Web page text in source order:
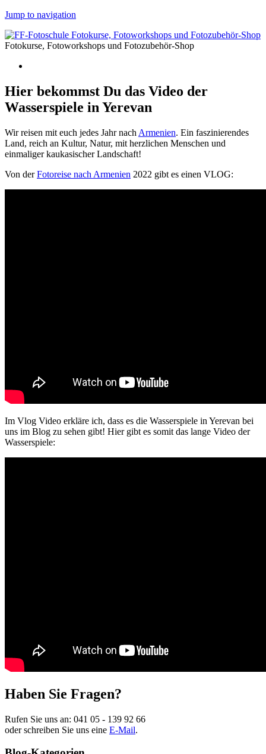
Jump to navigation
Fotokurse, Fotoworkshops und Fotozubehör-Shop
Hier bekommst Du das Video der
Wasserspiele in Yerevan
Wir reisen mit euch jedes Jahr nach Armenien. Ein faszinierendes
Land, reich an Kultur, Natur, mit herzlichen Menschen und
einmaliger kaukasischer Landschaft!
Von derFotoreise nach Armenien 2022 gibt es einen VLOG:
Im Vlog Video erkläre ich, dass es die Wasserspiele in Yerevan bei
uns im Blog zu sehen gibt! Hier gibt es somit das lange Video der
Wasserspiele:
Haben Sie Fragen?
Rufen Sie uns an: 041 05 - 139 92 66
oder schreiben Sie uns eine E-Mail.